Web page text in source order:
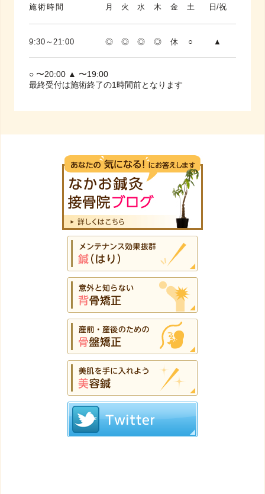
施術時間 月 火 水 木 金 土 日/祝
9:30～21:00 ◎ ◎ ◎ ◎ 休 ○ ▲
○ 〜20:00 ▲ 〜19:00
最終受付は施術終了の1時間前となります